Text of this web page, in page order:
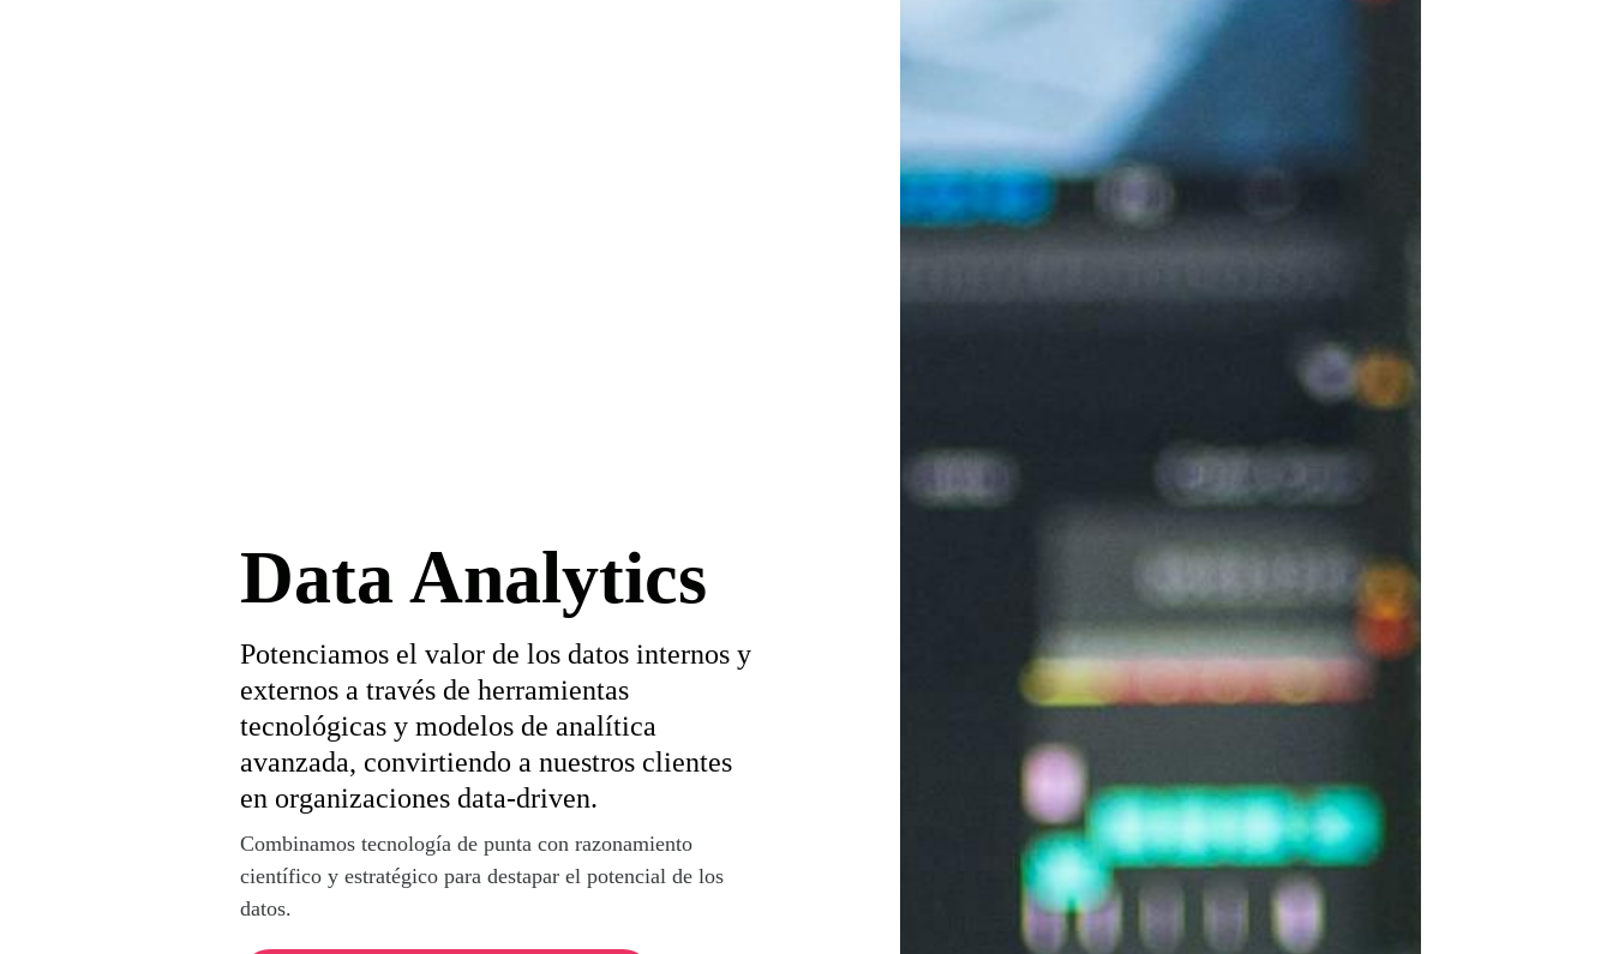
Data Analytics
Potenciamos el valor de los datos internos y
externos a través de herramientas
tecnológicas y modelos de analítica
avanzada, convirtiendo a nuestros clientes
en organizaciones data-driven.
Combinamos tecnología de punta con razonamiento
científico y estratégico para destapar el potencial de los
datos.